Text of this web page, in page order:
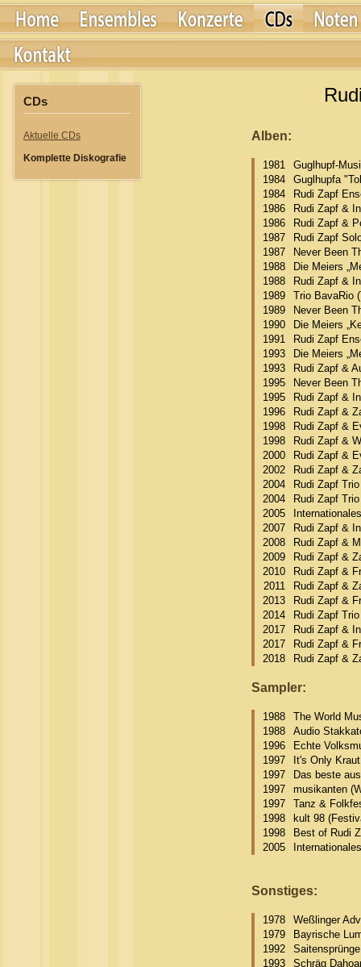
CDs
Aktuelle CDs
Komplette Diskografie